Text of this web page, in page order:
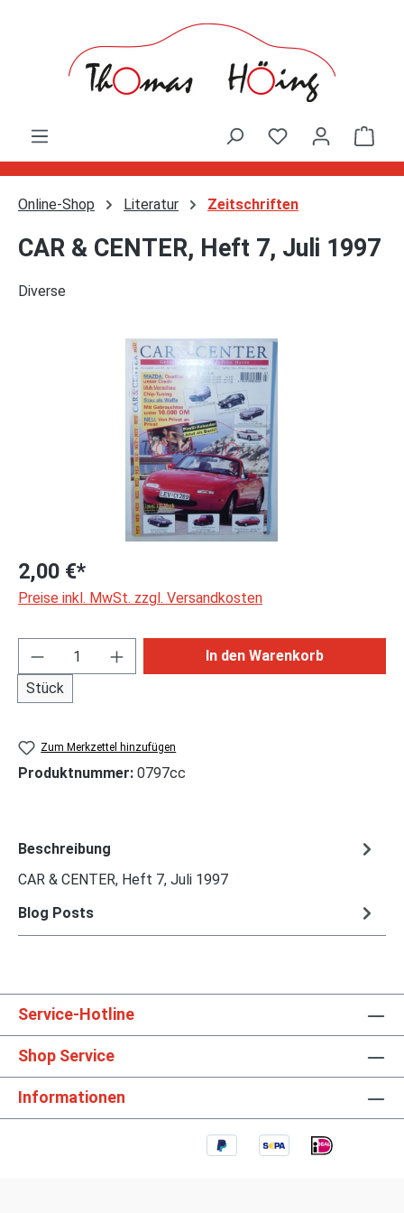
Online-Shop Literatur Zeitschriften
CAR & CENTER, Heft 7, Juli 1997
Diverse
Bildergalerie überspringen
2,00 €*
Preise inkl. MwSt. zzgl. Versandkosten
Produkt Anzahl: Gib den gewünschten
Stück
In den Warenkorb
Zum Merkzettel hinzufügen
Produktnummer: 0797cc
Beschreibung
CAR & CENTER, Heft 7, Juli 1997
Blog Posts
Service-Hotline
Shop Service
Informationen